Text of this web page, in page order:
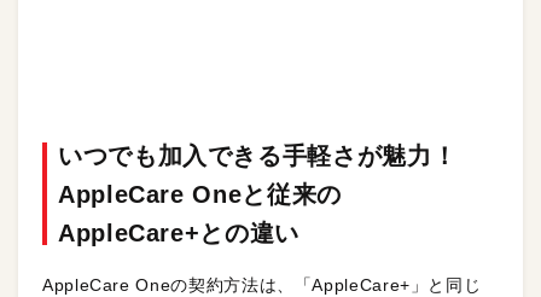
いつでも加入できる手軽さが魅力！
AppleCare Oneと従来の
AppleCare+との違い
AppleCare Oneの契約方法は、「AppleCare+」と同じ